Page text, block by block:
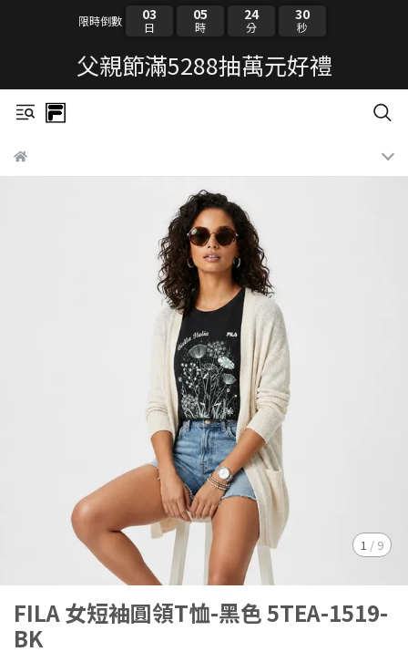
限時倒數 03
日
05
時
24
分
30
秒
父親節滿5288抽萬元好禮
1 / 9
FILA 女短袖圓領T恤-黑色 5TEA-1519-
BK